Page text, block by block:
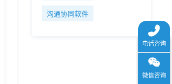
沟通协同软件